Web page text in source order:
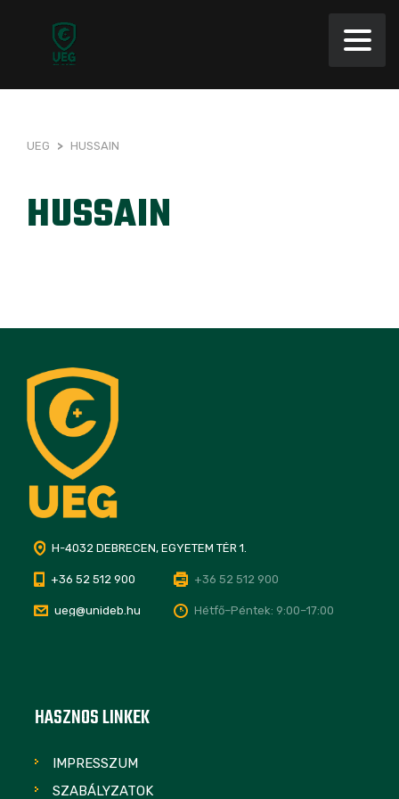
UEG > HUSSAIN
HUSSAIN
H-4032 DEBRECEN, EGYETEM TÉR 1.
+36 52 512 900 +36 52 512 900
ueg@unideb.hu Hétfő–Péntek: 9:00–17:00
HASZNOS LINKEK
IMPRESSZUM
SZABÁLYZATOK